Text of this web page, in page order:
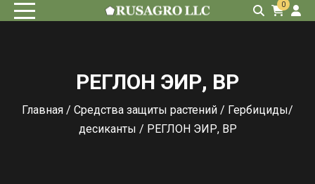
0
РЕГЛОН ЭИР, ВР
Главная / Средства защиты растений / Гербициды/
десиканты / РЕГЛОН ЭИР, ВР